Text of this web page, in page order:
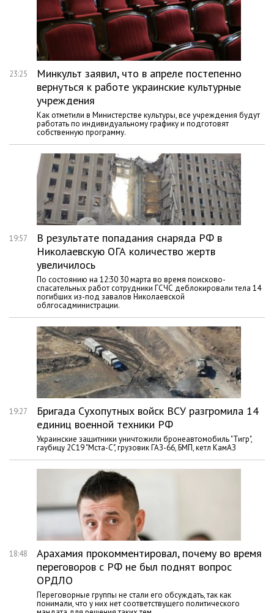
23:25
Минкульт заявил, что в апреле постепенно
вернуться к работе украинские культурные
учреждения
Как отметили в Министерстве культуры, все учреждения будут
работать по индивидуальному графику и подготовят
собственную программу.
19:57
В результате попадания снаряда РФ в
Николаевскую ОГА количество жертв
увеличилось
По состоянию на 12:30 30 марта во время поисково-
спасательных работ сотрудники ГСЧС деблокировали тела 14
погибших из-под завалов Николаевской
облгосадминистрации.
19:27
Бригада Сухопутных войск ВСУ разгромила 14
единиц военной техники РФ
Украинские защитники уничтожили бронеавтомобиль "Тигр",
гаубицу 2С19 "Мста-С", грузовик ГАЗ-66, БМП, кетл КамАЗ
18:48
Арахамия прокомментировал, почему во время
переговоров с РФ не был поднят вопрос
ОРДЛО
Переговорные группы не стали его обсуждать, так как
понимали, что у них нет соответствущего политического